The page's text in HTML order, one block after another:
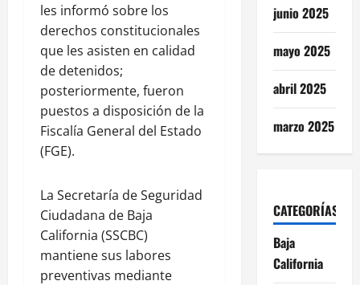
les informó sobre los
derechos constitucionales
que les asisten en calidad
de detenidos;
posteriormente, fueron
puestos a disposición de la
Fiscalía General del Estado
(FGE).
La Secretaría de Seguridad
Ciudadana de Baja
California (SSCBC)
mantiene sus labores
preventivas mediante
junio 2025
mayo 2025
abril 2025
marzo 2025
CATEGORÍAS
Baja
California